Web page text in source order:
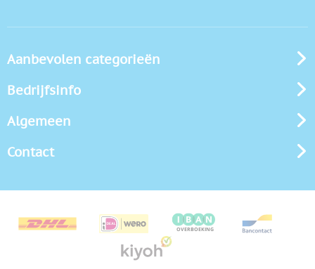
Aanbevolen categorieën
Bedrijfsinfo
Algemeen
Contact